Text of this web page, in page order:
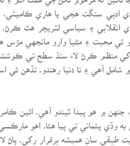
ادبي سنگت هجي يا هاري
انقلابي ۽ سياسي لٽريچر هٿ
محبت ۽ مڻيا وارو مانجهي مڙس
کي منظم ڪرڻ لاءِ سنڌ سطح تي
شامل آهي ۽ تا دنيا رهندو. تڏهن
جنهن ۾ هو پيدا ٿيندو آهي. ائين
پئماني تي پيا هئا. اهو مارڪسي
سان هميشه برقرار رکي. پاڻ